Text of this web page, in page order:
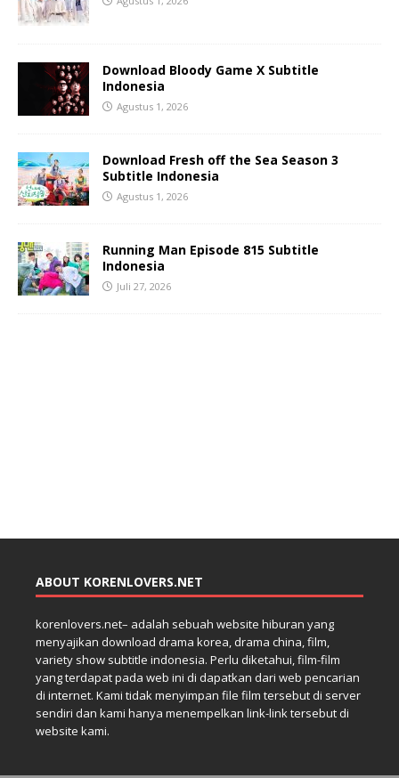
Download Bloody Game X Subtitle
Indonesia
Agustus 1, 2026
Download Fresh off the Sea Season 3
Subtitle Indonesia
Agustus 1, 2026
Running Man Episode 815 Subtitle
Indonesia
Juli 27, 2026
ABOUT KORENLOVERS.NET
korenlovers.net– adalah sebuah website hiburan yang
menyajikan download drama korea, drama china, film,
variety show subtitle indonesia. Perlu diketahui, film-film
yang terdapat pada web ini di dapatkan dari web pencarian
di internet. Kami tidak menyimpan file film tersebut di server
sendiri dan kami hanya menempelkan link-link tersebut di
website kami.